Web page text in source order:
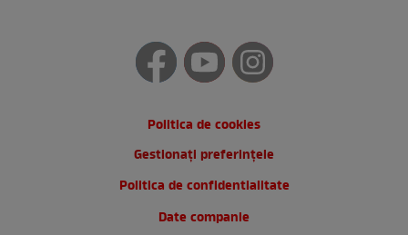
Politica de cookies
Gestionați preferințele
Politica de confidentialitate
Date companie